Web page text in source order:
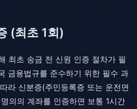
(최초 1회)
최초 송금 전 신원 인증 절차가 필
금융법규를 준수하기 위한 필수 과
라 신분증(주민등록증 또는 운전면
의의 계좌를 인증하면 보통 1시간